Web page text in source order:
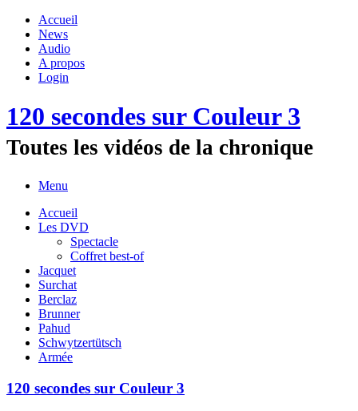
Accueil
News
Audio
A propos
Login
120 secondes sur Couleur 3
Toutes les vidéos de la chronique
Menu
Accueil
Les DVD
Spectacle
Coffret best-of
Jacquet
Surchat
Berclaz
Brunner
Pahud
Schwytzertütsch
Armée
120 secondes sur Couleur 3